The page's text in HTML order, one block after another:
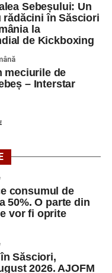
Sebeșului: Un
rădăcini în Săsciori
la
de Kickboxing
meciurile de
– Interstar
consumul de
50%. O parte din
vor fi oprite
Săsciori,
2026. AJOFM